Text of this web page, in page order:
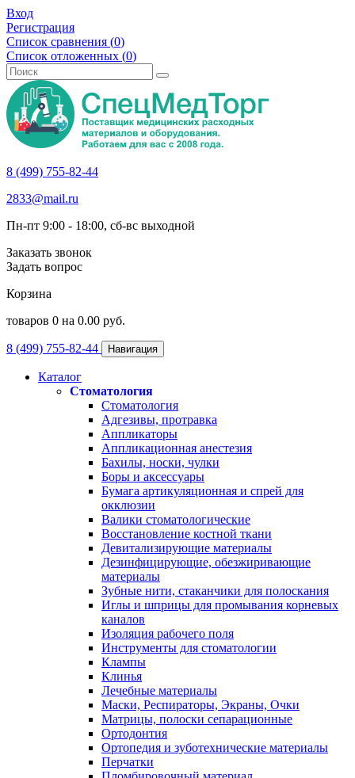
Вход
Регистрация
Список сравнения (0)
Список отложенных (0)
8 (499) 755-82-44
2833@mail.ru
Пн-пт 9:00 - 18:00, сб-вс выходной
Заказать звонок
Задать вопрос
Корзина
товаров 0 на 0.00 руб.
8 (499) 755-82-44 Навигация
Каталог
Стоматология
Стоматология
Адгезивы, протравка
Аппликаторы
Аппликационная анестезия
Бахилы, носки, чулки
Боры и аксессуары
Бумага артикуляционная и спрей для
окклюзии
Валики стоматологические
Восстановление костной ткани
Девитализирующие материалы
Дезинфицирующие, обезжиривающие
материалы
Зубные нити, стаканчики для полоскания
Иглы и шприцы для промывания корневых
каналов
Изоляция рабочего поля
Инструменты для стоматологии
Клампы
Клинья
Лечебные материалы
Маски, Респираторы, Экраны, Очки
Матрицы, полоски сепарационные
Ортодонтия
Ортопедия и зуботехнические материалы
Перчатки